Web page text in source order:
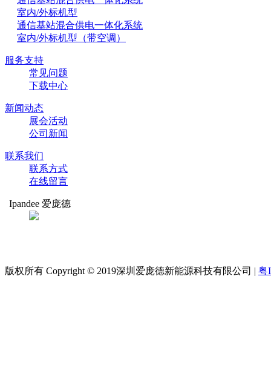
室内/外标机型
通信基站混合供电一体化系统
室内/外标机型（带空调）
服务支持
常见问题
下载中心
新闻动态
展会活动
公司新闻
联系我们
联系方式
在线留言
Ipandee 爱庞德
版权所有 Copyright © 2019深圳爱庞德新能源科技有限公司 | 粤